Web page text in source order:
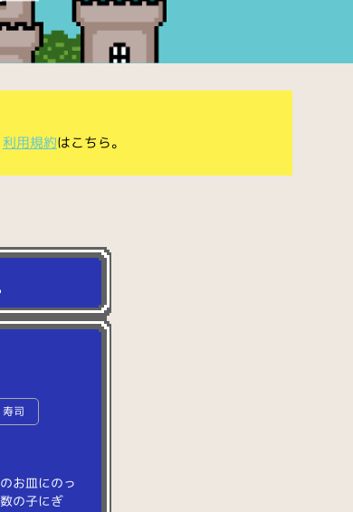
利用規約はこちら。
寿司
のお皿にのっ
数の子にぎ